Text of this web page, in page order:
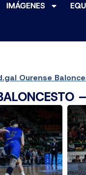
IMÁGENES
Ourense